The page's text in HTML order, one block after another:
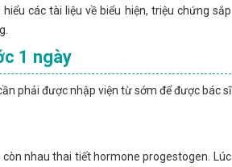
các tài liệu về biểu hiện, triệu chứng sắp
1 ngày
phải được nhập viện từ sớm để được bác sĩ
nhau thai tiết hormone progestogen. Lúc